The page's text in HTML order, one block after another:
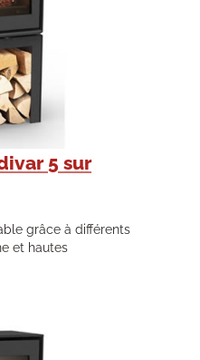
5 sur
grâce à différents
et hautes